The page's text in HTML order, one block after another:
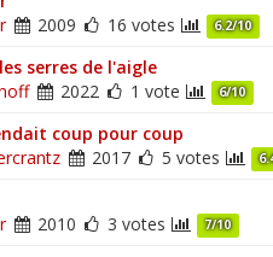
2009 16 votes 6.2/10
serres de l'aigle
2022 1 vote 6/10
coup pour coup
2017 5 votes
2010 3 votes 7/10